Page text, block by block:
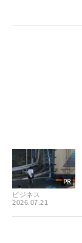
ビジネス
2026.07.21